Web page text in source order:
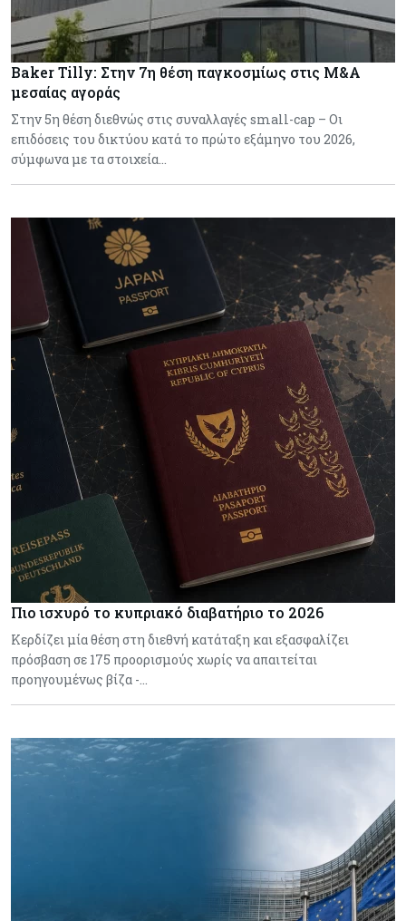
Baker Tilly: Στην 7η θέση παγκοσμίως στις M&A
μεσαίας αγοράς
Στην 5η θέση διεθνώς στις συναλλαγές small-cap – Οι
επιδόσεις του δικτύου κατά το πρώτο εξάμηνο του 2026,
σύμφωνα με τα στοιχεία…
Πιο ισχυρό το κυπριακό διαβατήριο το 2026
Κερδίζει μία θέση στη διεθνή κατάταξη και εξασφαλίζει
πρόσβαση σε 175 προορισμούς χωρίς να απαιτείται
προηγουμένως βίζα -…